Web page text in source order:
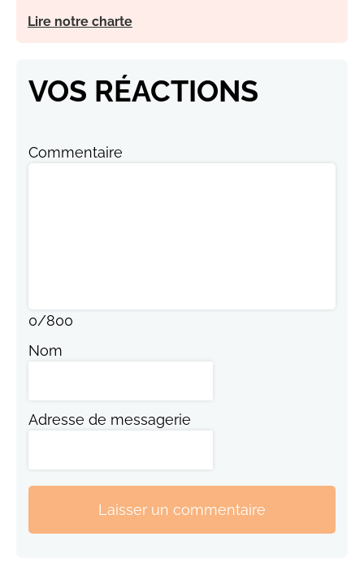
Lire notre charte
VOS RÉACTIONS
Commentaire
0/800
Nom
Adresse de messagerie
Laisser un commentaire